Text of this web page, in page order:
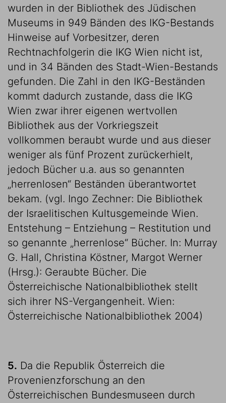
wurden in der Bibliothek des Jüdischen
Museums in 949 Bänden des IKG-Bestands
Hinweise auf Vorbesitzer, deren
Rechtnachfolgerin die IKG Wien nicht ist,
und in 34 Bänden des Stadt-Wien-Bestands
gefunden. Die Zahl in den IKG-Beständen
kommt dadurch zustande, dass die IKG
Wien zwar ihrer eigenen wertvollen
Bibliothek aus der Vorkriegszeit
vollkommen beraubt wurde und aus dieser
weniger als fünf Prozent zurückerhielt,
jedoch Bücher u.a. aus so genannten
„herrenlosen“ Beständen überantwortet
bekam. (vgl. Ingo Zechner: Die Bibliothek
der Israelitischen Kultusgemeinde Wien.
Entstehung – Entziehung – Restitution und
so genannte „herrenlose“ Bücher. In: Murray
G. Hall, Christina Köstner, Margot Werner
(Hrsg.): Geraubte Bücher. Die
Österreichische Nationalbibliothek stellt
sich ihrer NS-Vergangenheit. Wien:
Österreichische Nationalbibliothek 2004)
5. Da die Republik Österreich die
Provenienzforschung an den
Österreichischen Bundesmuseen durch